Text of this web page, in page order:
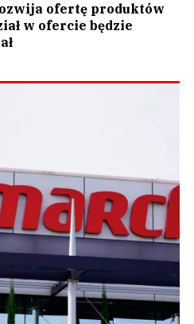
ofertę produktów
w ofercie będzie